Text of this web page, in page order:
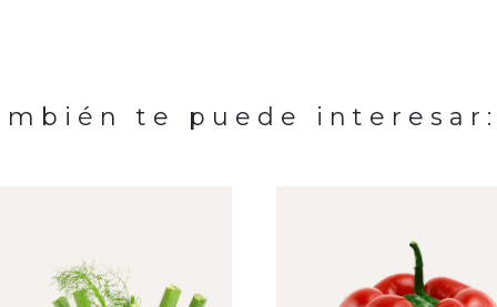
te puede interesar: